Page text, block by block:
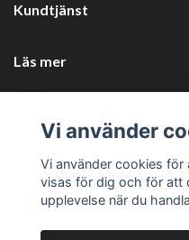
Kundtjänst
Läs mer
Företagsuppgifter
Vi använder
Vi använder cookies för
visas för dig och för att
upplevelse när du